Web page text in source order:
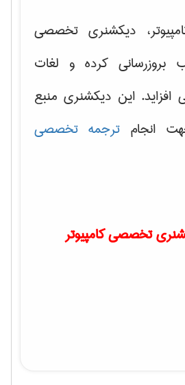
دیکشنری تخصصی
بروزرسانی کرده و لغات
این دیکشنری منبع
انجام ترجمه تخصصی
تخصصی کامپیوتر